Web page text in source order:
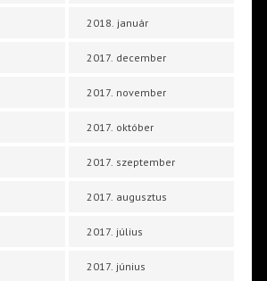
2018. január
2017. december
2017. november
2017. október
2017. szeptember
2017. augusztus
2017. július
2017. június